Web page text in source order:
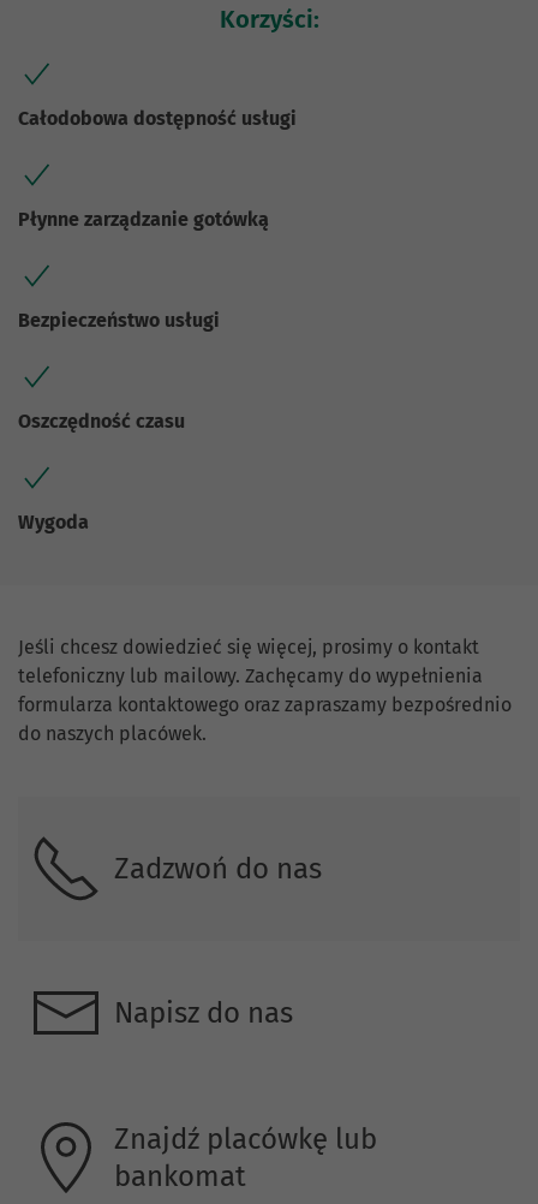
Korzyści:
Całodobowa dostępność usługi
Płynne zarządzanie gotówką
Bezpieczeństwo usługi
Oszczędność czasu
Wygoda
Skontaktuj się z nami.
Jeśli chcesz dowiedzieć się więcej, prosimy o kontakt
telefoniczny lub mailowy. Zachęcamy do wypełnienia
formularza kontaktowego oraz zapraszamy bezpośrednio
do naszych placówek.
Zadzwoń do nas
Napisz do nas
Znajdź placówkę lub
bankomat